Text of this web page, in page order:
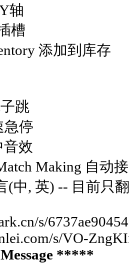
轴
槽
添加到库存
跳
急停
音效
Making 自动
(中, 英) -- 目前只
s/
s/VO-
*****